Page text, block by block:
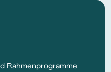
Rahmenprogramme